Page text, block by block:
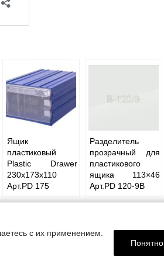
с их применением.
Понятно
Ящик
пластиковый
Plastic Drawer
230x173x110
Арт.PD 175
Разделитель
прозрачный для
пластикового
ящика 113×46
Арт.PD 120-9B